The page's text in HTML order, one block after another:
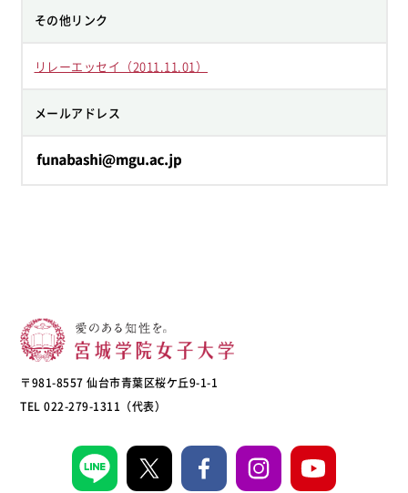
その他リンク
リレーエッセイ（2011.11.01）
メールアドレス
〒981-8557 仙台市青葉区桜ケ丘9-1-1
TEL 022-279-1311（代表）